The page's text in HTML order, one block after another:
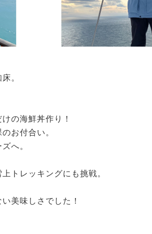
。
の海鮮丼作り！
お付合い。
へ。
トレッキングにも挑戦。
美味しさでした！